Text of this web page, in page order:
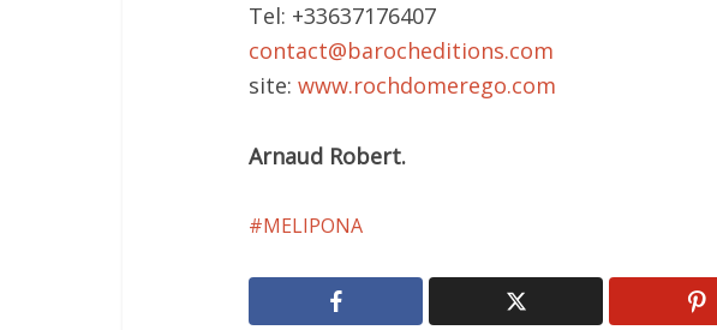
Tel: +33637176407
contact@barocheditions.com
site: www.rochdomerego.com
Arnaud Robert.
MELIPONA